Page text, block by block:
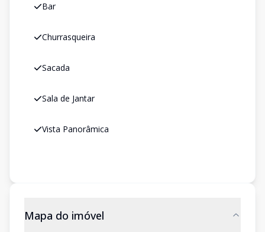
Bar
Churrasqueira
Sacada
Sala de Jantar
Vista Panorâmica
Mapa do imóvel